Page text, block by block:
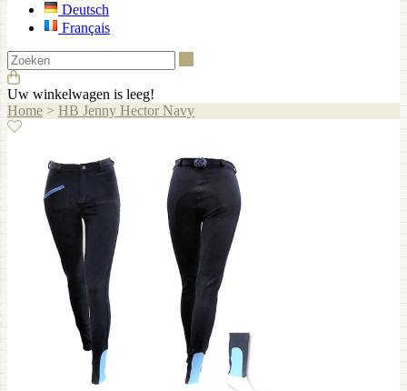
Deutsch
Français
Uw winkelwagen is leeg!
Home > HB Jenny Hector Navy